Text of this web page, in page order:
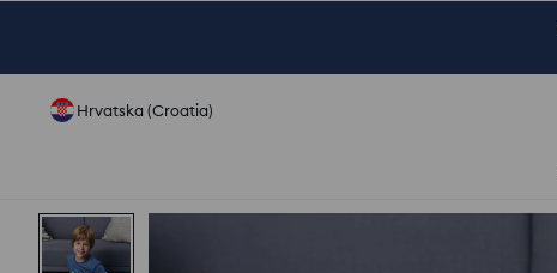
Hrvatska (Croatia)